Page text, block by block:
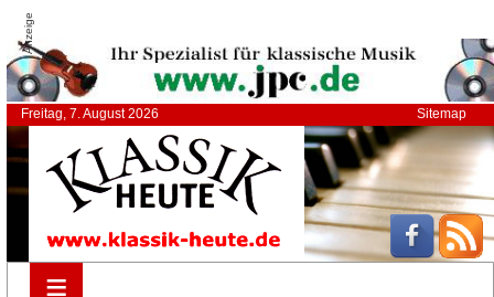
Anzeige
Freitag, 7. August 2026 Sitemap
≡
≡